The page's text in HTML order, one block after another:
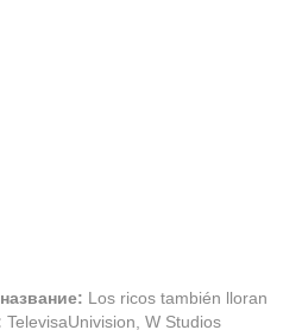
Los ricos también lloran
TelevisaUnivision, W Studios